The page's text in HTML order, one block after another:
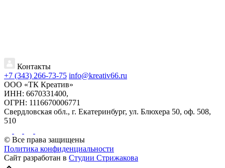
Контакты
+7 (343) 266-73-75 info@kreativ66.ru
ООО «ТК Креатив»
ИНН: 6670331400,
ОГРН: 1116670006771
Свердловская обл., г. Екатеринбург, ул. Блюхера 50, оф. 508,
510
© Все права защищены
Политика конфиденциальности
Сайт разработан в Студии Стрижакова